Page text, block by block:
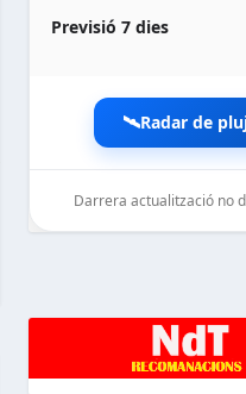
Previsió 7 dies
🛰️Radar de
Darrera actualització no
noticiesdelaterreta.com